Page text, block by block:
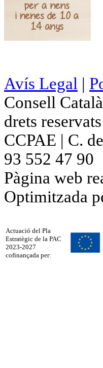
Avís Legal |
Consell
drets reservats
CCPAE | C.
93 552 47 90
Pàgina web
Optimitzada
Actuació del Pla
Estratègic de la PAC
2023-2027
cofinançada per: